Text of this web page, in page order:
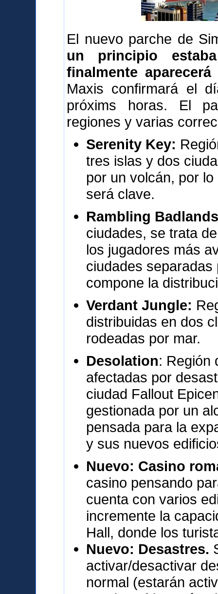
El nuevo parche de
un principio
finalmente
Maxis confirmará el
próxims horas. El
regiones y varias
Serenity Key:
tres islas y dos
por un volcán, por
será clave.
Rambling
ciudades, se trata
los jugadores más
ciudades
compone la
Verdant Jungle:
distribuidas en dos
rodeadas por mar.
Desolation: Región
afectadas por
ciudad Fallout
gestionada por un
pensada para la
y sus nuevos
Nuevo: Casino
casino pensando
cuenta con varios
incremente la
Hall, donde los
Nuevo: Desastres.
activar/desactivar
normal (estarán